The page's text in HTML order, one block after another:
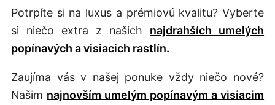
Potrpíte si na luxus a prémiovú kvalitu? Vyberte
si niečo extra z našich najdrahších umelých
popínavých a visiacich rastlín.
Zaujíma vás v našej ponuke vždy niečo nové?
Našim najnovším umelým popínavým a visiacim